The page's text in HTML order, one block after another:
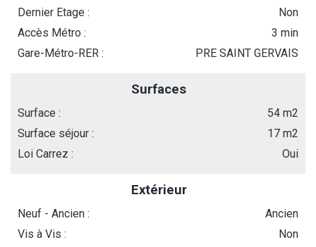
Dernier Etage :
Non
Accès Métro :
3 min
Gare-Métro-RER :
PRE SAINT GERVAIS
Surfaces
Surface :
54 m2
Surface séjour :
17 m2
Loi Carrez :
Oui
Extérieur
Neuf - Ancien :
Ancien
Vis à Vis :
Non